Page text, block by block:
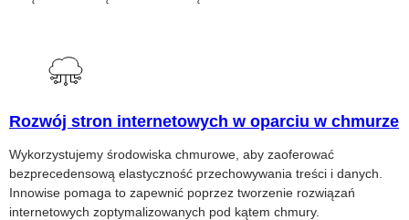
Rozwój stron internetowych w oparciu w chmurze
Wykorzystujemy środowiska chmurowe, aby zaoferować
bezprecedensową elastyczność przechowywania treści i danych.
Innowise pomaga to zapewnić poprzez tworzenie rozwiązań
internetowych zoptymalizowanych pod kątem chmury.